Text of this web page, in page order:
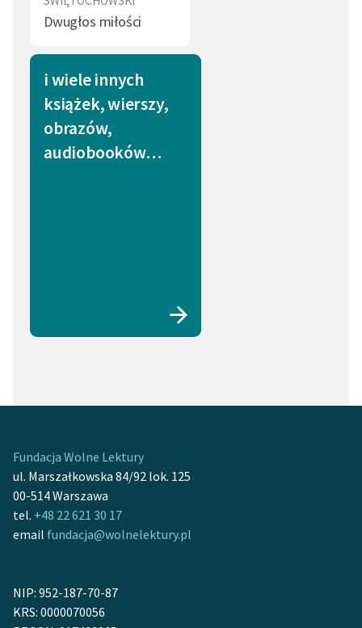
Dwugłos miłości
i wiele innych
książek, wierszy,
obrazów,
audiobooków…
Fundacja Wolne Lektury
ul. Marszałkowska 84/92 lok. 125
00-514 Warszawa
tel. +48 22 621 30 17
email fundacja@wolnelektury.pl
NIP: 952-187-70-87
KRS: 0000070056